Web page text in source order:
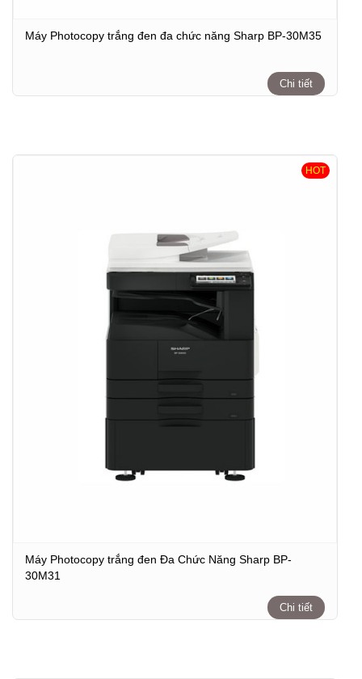
Máy Photocopy trắng đen đa chức năng Sharp BP-30M35
Chi tiết
HOT
Máy Photocopy trắng đen Đa Chức Năng Sharp BP-
30M31
Chi tiết